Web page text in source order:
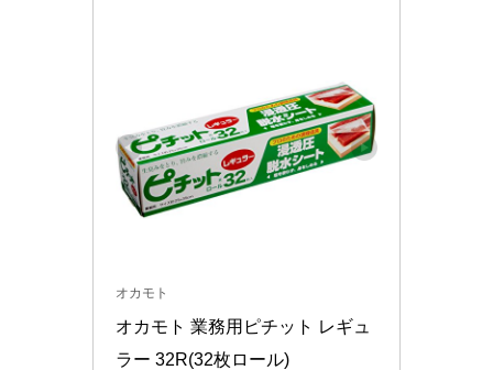
オカモト
オカモト 業務用ピチット レギュ
ラー 32R(32枚ロール)